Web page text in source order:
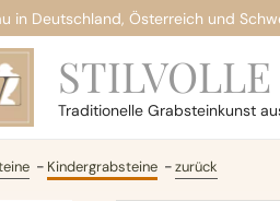
in Deutschland, Österreich und
STILVOLLE
Traditionelle Grabsteinkunst
Kindergrabsteine zurück